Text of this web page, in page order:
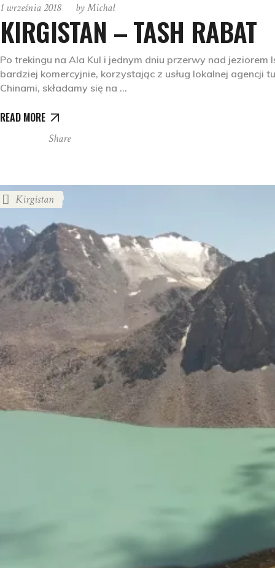
1 września 2018 byMichał
KIRGISTAN – TASH RABAT
Po trekingu na Ala Kul i jednym dniu przerwy nad
bardziej komercyjnie, korzystając z usług lokalnej
Chinami, składamy się na
READ MORE
Share
Kirgistan